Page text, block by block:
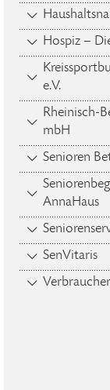
Hospiz –
e.V.
Rheinisch-
mbH
Senioren
AnnaHaus
SenVitaris